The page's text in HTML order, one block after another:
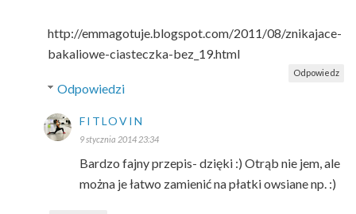
http://emmagotuje.blogspot.com/2011/08/znikajace-
bakaliowe-ciasteczka-bez_19.html
Odpowiedz
Odpowiedzi
FITLOVIN
9 stycznia 2014 23:34
Bardzo fajny przepis- dzięki :) Otrąb nie jem, ale
można je łatwo zamienić na płatki owsiane np. :)